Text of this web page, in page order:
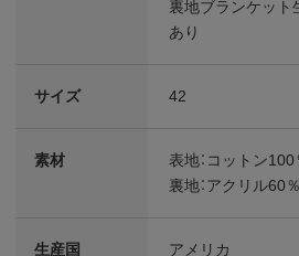
裏地ブランケット
あり
サイズ 42
素材
表地：コットン100
裏地：アクリル60
生産国 アメリカ